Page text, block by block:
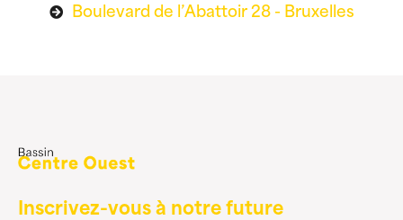
Boulevard de l’Abattoir 28 - Bruxelles
Inscrivez-vous à notre future